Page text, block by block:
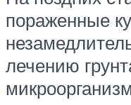
пораженные
лечению